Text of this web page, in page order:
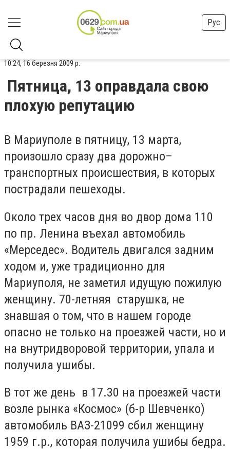
Рус
10:24, 16 березня 2009 р.
Пятница, 13 оправдала свою
плохую репутацию
В Мариуполе в пятницу, 13 марта,
произошло сразу два дорожно–
транспортных происшествия, в которых
пострадали пешеходы.
Около трех часов дня во двор дома 110
по пр. Ленина въехал автомобиль
«Мерседес». Водитель двигался задним
ходом и, уже традиционно для
Мариуполя, не заметил идущую пожилую
женщину. 70-летняя старушка, не
знавшая о том, что в нашем городе
опасно не только на проезжей части, но и
на внутридворовой территории, упала и
получила ушибы.
В тот же день в 17.30 на проезжей части
возле рынка «Космос» (б-р Шевченко)
автомобиль ВАЗ-21099 сбил женщину
1959 г.р., которая получила ушибы бедра.